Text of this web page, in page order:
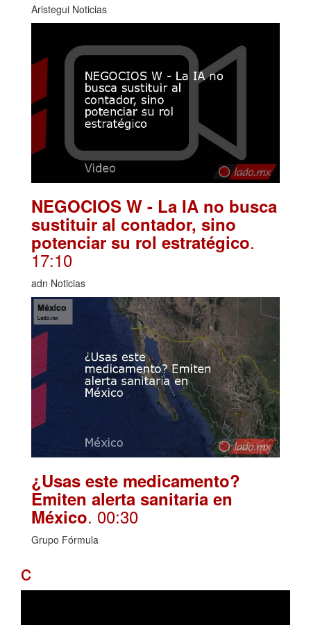
Aristegui Noticias
NEGOCIOS W - La IA no busca
sustituir al contador, sino
potenciar su rol estratégico.
17:10
adn Noticias
¿Usas este medicamento?
Emiten alerta sanitaria en
México. 00:30
Grupo Fórmula
c